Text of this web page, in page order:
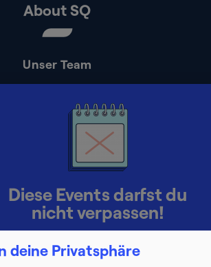
About SQ
Unser Team
Presse
Impressum
Datenschutz
zur Barrierefreiheit
deine Privatsphäre
Diese Events darfst du
nicht verpassen!
Lerne Berater:innen persönlich